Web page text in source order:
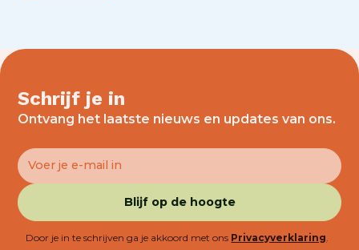
Schrijf je in
Ontvang het laatste nieuws en updates van ons.
Door je in te schrijven ga je akkoord met ons Privacyverklaring